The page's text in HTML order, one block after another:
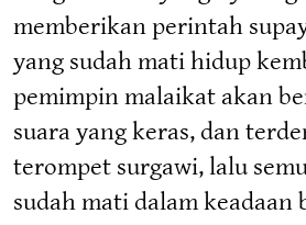
memberikan perintah
yang sudah mati hidup
pemimpin malaikat akan
suara yang keras, dan
terompet surgawi, lalu
sudah mati dalam keadaan